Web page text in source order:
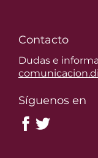
Contacto
Dudas e
Síguenos en